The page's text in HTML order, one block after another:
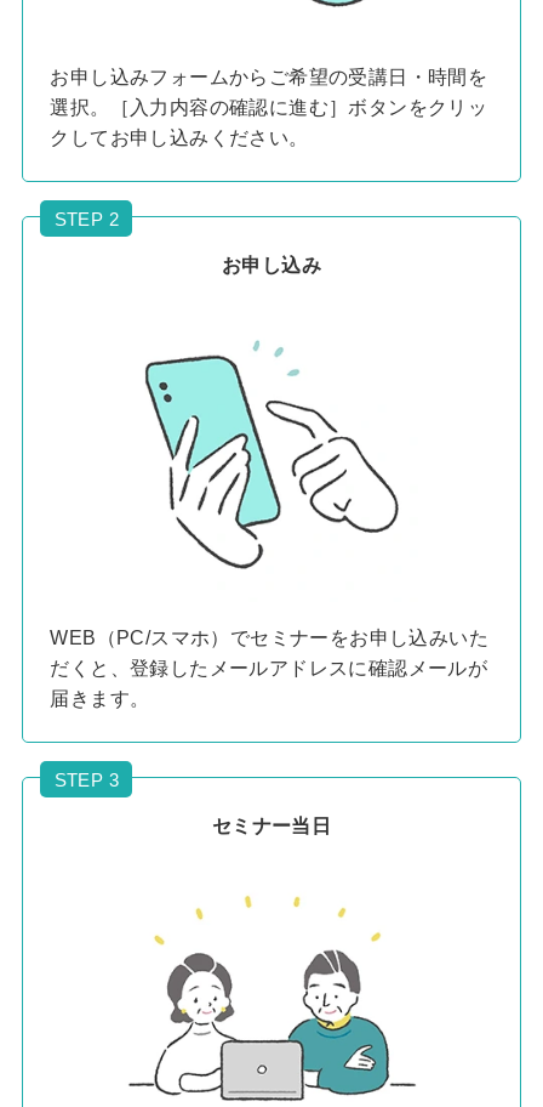
お申し込みフォームからご希望の受講日・時間を
選択。［入力内容の確認に進む］ボタンをクリッ
クしてお申し込みください。
STEP 2
お申し込み
WEB（PC/スマホ）でセミナーをお申し込みいた
だくと、登録したメールアドレスに確認メールが
届きます。
STEP 3
セミナー当日